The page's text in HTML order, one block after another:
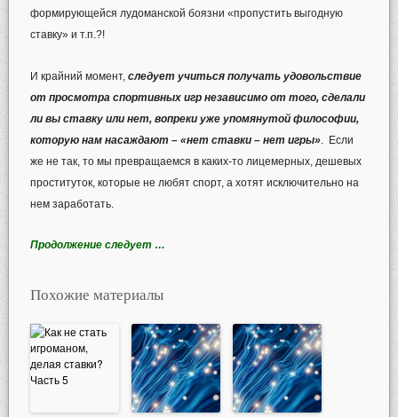
формирующейся лудоманской боязни «пропустить выгодную
ставку» и т.п.?!
И крайний момент, следует учиться получать удовольствие
от просмотра спортивных игр независимо от того, сделали
ли вы ставку или нет, вопреки уже упомянутой философии,
которую нам насаждают – «нет ставки – нет игры». Если
же не так, то мы превращаемся в каких-то лицемерных, дешевых
проституток, которые не любят спорт, а хотят исключительно на
нем заработать.
Продолжение следует …
Похожие материалы